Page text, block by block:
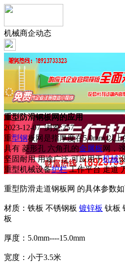
机械商企动态
重型防滑钢板网的应用
2023-12-07 浏览:257
重型钢板网是指厚度在5.0mm 以上
具有 菱形孔 六角孔的金属板 网，
坚固耐用 用途广泛 可应用于机械
重型机械设备护栏工作平台 走道
重型防滑走道钢板网 的具体参数如
材质：铁板 不锈钢板 镀锌板 钛板
板
厚度：5.0mm----15.0mm
宽度：小于3.5米